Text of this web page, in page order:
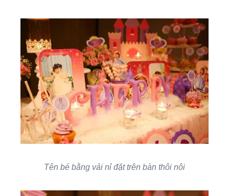
Tên bé bằng vải nỉ đặt trên bàn thôi nôi